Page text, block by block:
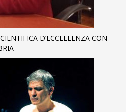
D’ECCELLENZA CON